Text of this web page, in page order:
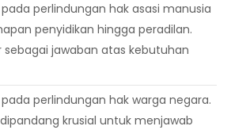
perlindungan hak asasi manusia
penyidikan hingga peradilan.
sebagai jawaban atas kebutuhan
perlindungan hak warga negara.
krusial untuk menjawab